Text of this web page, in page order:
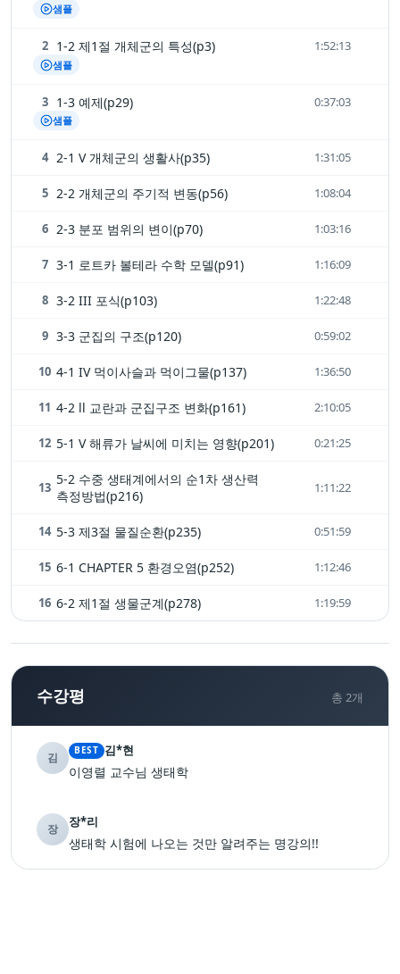
샘플
2 1-2 제1절 개체군의 특성(p3)
샘플
1:52:13
3 1-3 예제(p29)
샘플
0:37:03
4 2-1 V 개체군의 생활사(p35) 1:31:05
5 2-2 개체군의 주기적 변동(p56) 1:08:04
6 2-3 분포 범위의 변이(p70) 1:03:16
7 3-1 로트카 볼테라 수학 모델(p91) 1:16:09
8 3-2 III 포식(p103) 1:22:48
9 3-3 군집의 구조(p120) 0:59:02
10 4-1 IV 먹이사슬과 먹이그물(p137) 1:36:50
11 4-2 ll 교란과 군집구조 변화(p161) 2:10:05
12 5-1 V 해류가 날씨에 미치는 영향(p201) 0:21:25
13 5-2 수중 생태계에서의 순1차 생산력
측정방법(p216)
1:11:22
14 5-3 제3절 물질순환(p235) 0:51:59
15 6-1 CHAPTER 5 환경오염(p252) 1:12:46
16 6-2 제1절 생물군계(p278) 1:19:59
수강평 총 2개
김 BEST 김*현
이영렬 교수님 생태학
장 장*리
생태학 시험에 나오는 것만 알려주는 명강의!!